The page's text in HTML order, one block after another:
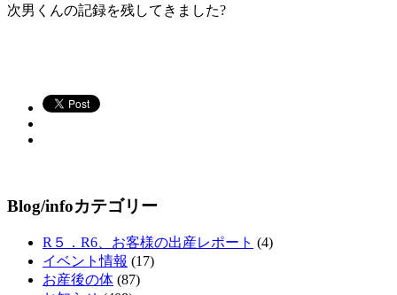
次男くんの記録を残してきました?
Blog/infoカテゴリー
R５．R6、お客様の出産レポート (4)
イベント情報 (17)
お産後の体 (87)